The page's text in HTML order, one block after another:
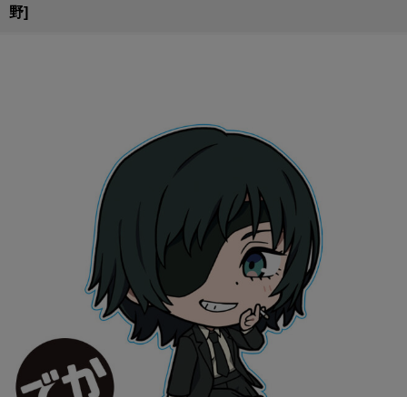
野]